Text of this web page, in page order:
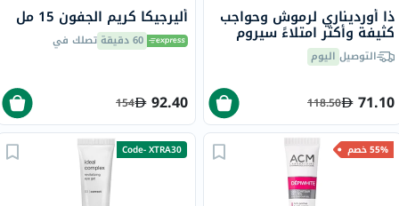
ذا أورديناري لرموش وحواجب
كثيفة وأكثر امتلاءً سيروم
الرموش والحواجب متعدد
الببتيدات، 5 مل
التوصيل اليوم
71.10
118.50
أليرجيكا كريم الجفون 15 مل
60 دقيقة تصلك في
92.40
154
55% خصم Code- XTRA30